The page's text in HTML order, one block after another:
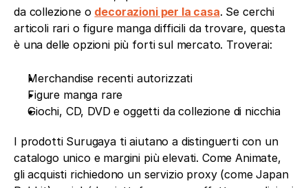
da collezione o decorazioni per la casa. Se cerchi
articoli rari o figure manga difficili da trovare, questa
è una delle opzioni più forti sul mercato. Troverai:
Merchandise recenti autorizzati
Figure manga rare
Giochi, CD, DVD e oggetti da collezione di nicchia
I prodotti Surugaya ti aiutano a distinguerti con un
catalogo unico e margini più elevati. Come Animate,
gli acquisti richiedono un servizio proxy (come Japan